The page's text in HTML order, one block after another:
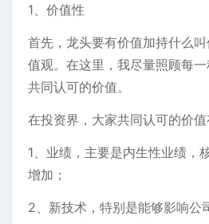
1、价值性
首先，龙头要有价值加持什么
值观。在这里，我尽量照顾每
共同认可的价值。
在投资界，大家共同认可的价值
1、业绩，主要是内生性业绩，
增加；
2、新技术，特别是能够影响公